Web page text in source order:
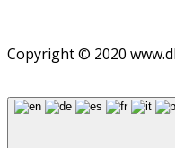
Copyright © 2020